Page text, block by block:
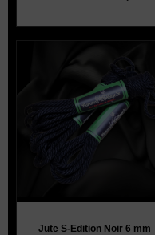
Jute S-Edition Noir 6 mm